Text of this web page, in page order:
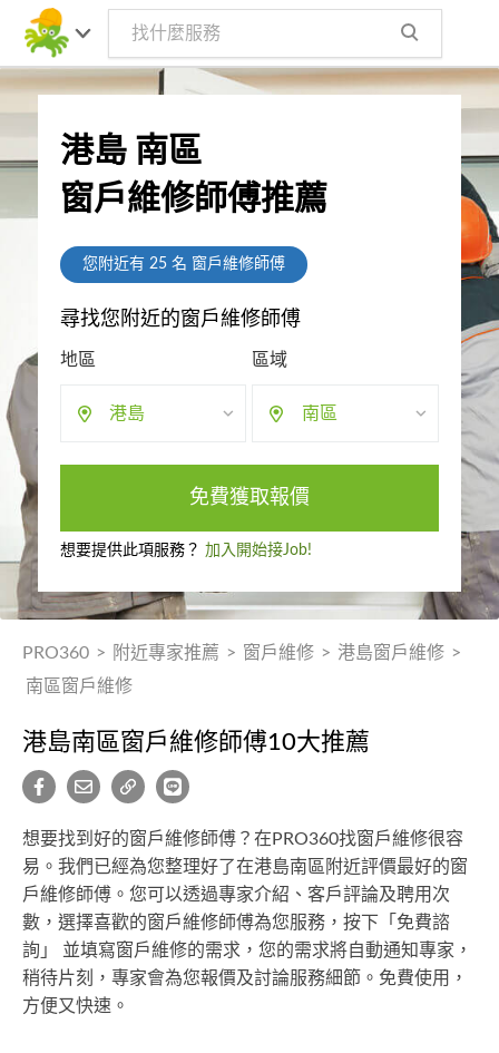
港島 南區
窗戶維修師傅推薦
您附近有 25名 窗戶維修師傅
尋找您附近的窗戶維修師傅
地區
港島
區域
南區
免費獲取報價
想要提供此項服務？ 加入開始接Job!
PRO360 > 附近專家推薦 > 窗戶維修 > 港島窗戶維修 >
南區窗戶維修
港島南區窗戶維修師傅10大推薦
想要找到好的窗戶維修師傅？在PRO360找窗戶維修很容
易。我們已經為您整理好了在港島南區附近評價最好的窗
戶維修師傅。您可以透過專家介紹、客戶評論及聘用次
數，選擇喜歡的窗戶維修師傅為您服務，按下「免費諮
詢」 並填寫窗戶維修的需求，您的需求將自動通知專家，
稍待片刻，專家會為您報價及討論服務細節。免費使用，
方便又快速。